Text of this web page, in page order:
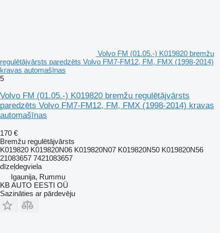
Volvo FM (01.05.-) K019820 bremžu
regulētājvārsts paredzēts Volvo FM7-FM12, FM, FMX (1998-2014)
kravas automašīnas
5
Volvo FM (01.05.-) K019820 bremžu regulētājvārsts
paredzēts Volvo FM7-FM12, FM, FMX (1998-2014) kravas
automašīnas
170 €
Bremžu regulētājvārsts
K019820 K019820N06 K019820N07 K019820N50 K019820N56
21083657 7421083657
dīzeļdegviela
Igaunija, Rummu
KB AUTO EESTI OÜ
Sazināties ar pārdevēju